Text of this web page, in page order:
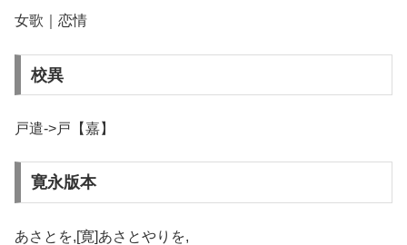
女歌｜恋情
校異
戸遣->戸【嘉】
寛永版本
あさとを,[寛]あさとやりを,